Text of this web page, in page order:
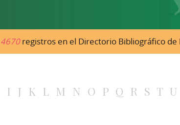
4670registros en el Directorio Bibliográfico de
I J K L M N O P Q R S T U